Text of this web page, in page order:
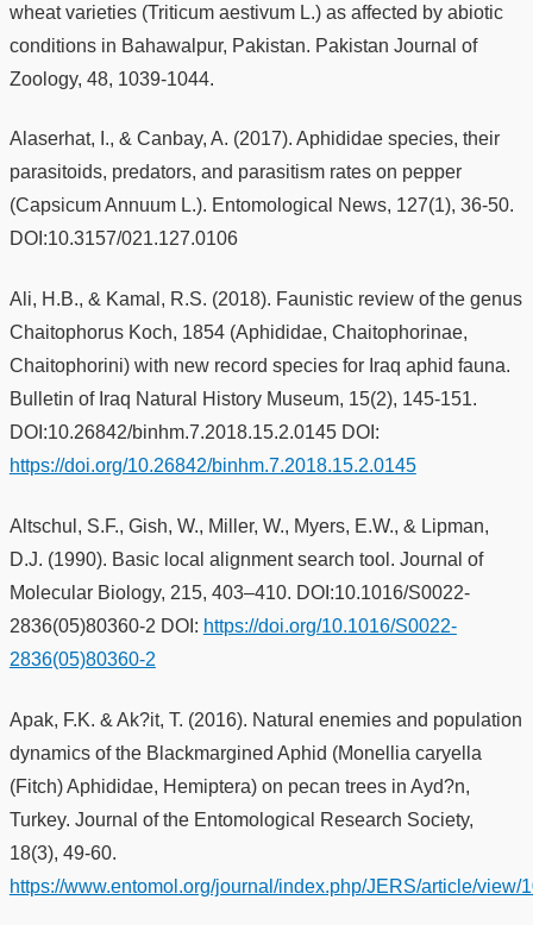
wheat varieties (Triticum aestivum L.) as affected by abiotic
conditions in Bahawalpur, Pakistan. Pakistan Journal of
Zoology, 48, 1039-1044.
Alaserhat, I., & Canbay, A. (2017). Aphididae species, their
parasitoids, predators, and parasitism rates on pepper
(Capsicum Annuum L.). Entomological News, 127(1), 36-50.
DOI:10.3157/021.127.0106
Ali, H.B., & Kamal, R.S. (2018). Faunistic review of the genus
Chaitophorus Koch, 1854 (Aphididae, Chaitophorinae,
Chaitophorini) with new record species for Iraq aphid fauna.
Bulletin of Iraq Natural History Museum, 15(2), 145-151.
DOI:10.26842/binhm.7.2018.15.2.0145 DOI:
https://doi.org/10.26842/binhm.7.2018.15.2.0145
Altschul, S.F., Gish, W., Miller, W., Myers, E.W., & Lipman,
D.J. (1990). Basic local alignment search tool. Journal of
Molecular Biology, 215, 403–410. DOI:10.1016/S0022-
2836(05)80360-2 DOI: https://doi.org/10.1016/S0022-
2836(05)80360-2
Apak, F.K. & Ak?it, T. (2016). Natural enemies and population
dynamics of the Blackmargined Aphid (Monellia caryella
(Fitch) Aphididae, Hemiptera) on pecan trees in Ayd?n,
Turkey. Journal of the Entomological Research Society,
18(3), 49-60.
https://www.entomol.org/journal/index.php/JERS/article/view/